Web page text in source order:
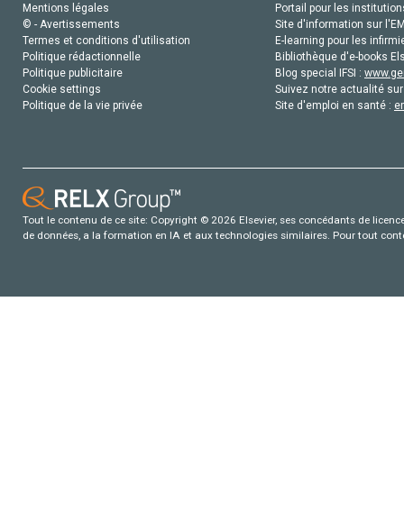
Mentions légales
© - Avertissements
Termes et conditions d'utilisation
Politique rédactionnelle
Politique publicitaire
Cookie settings
Politique de la vie privée
Portail pour les
Site d'information sur
E-learning pour les
Bibliothèque d'e-books
Blog special IFSI :
Suivez notre actualité
Site d'emploi en santé :
Tout le contenu de ce site: Copyright © 2026 Elsevier, ses concédants de
de données, a la formation en IA et aux technologies similaires. Pour tout